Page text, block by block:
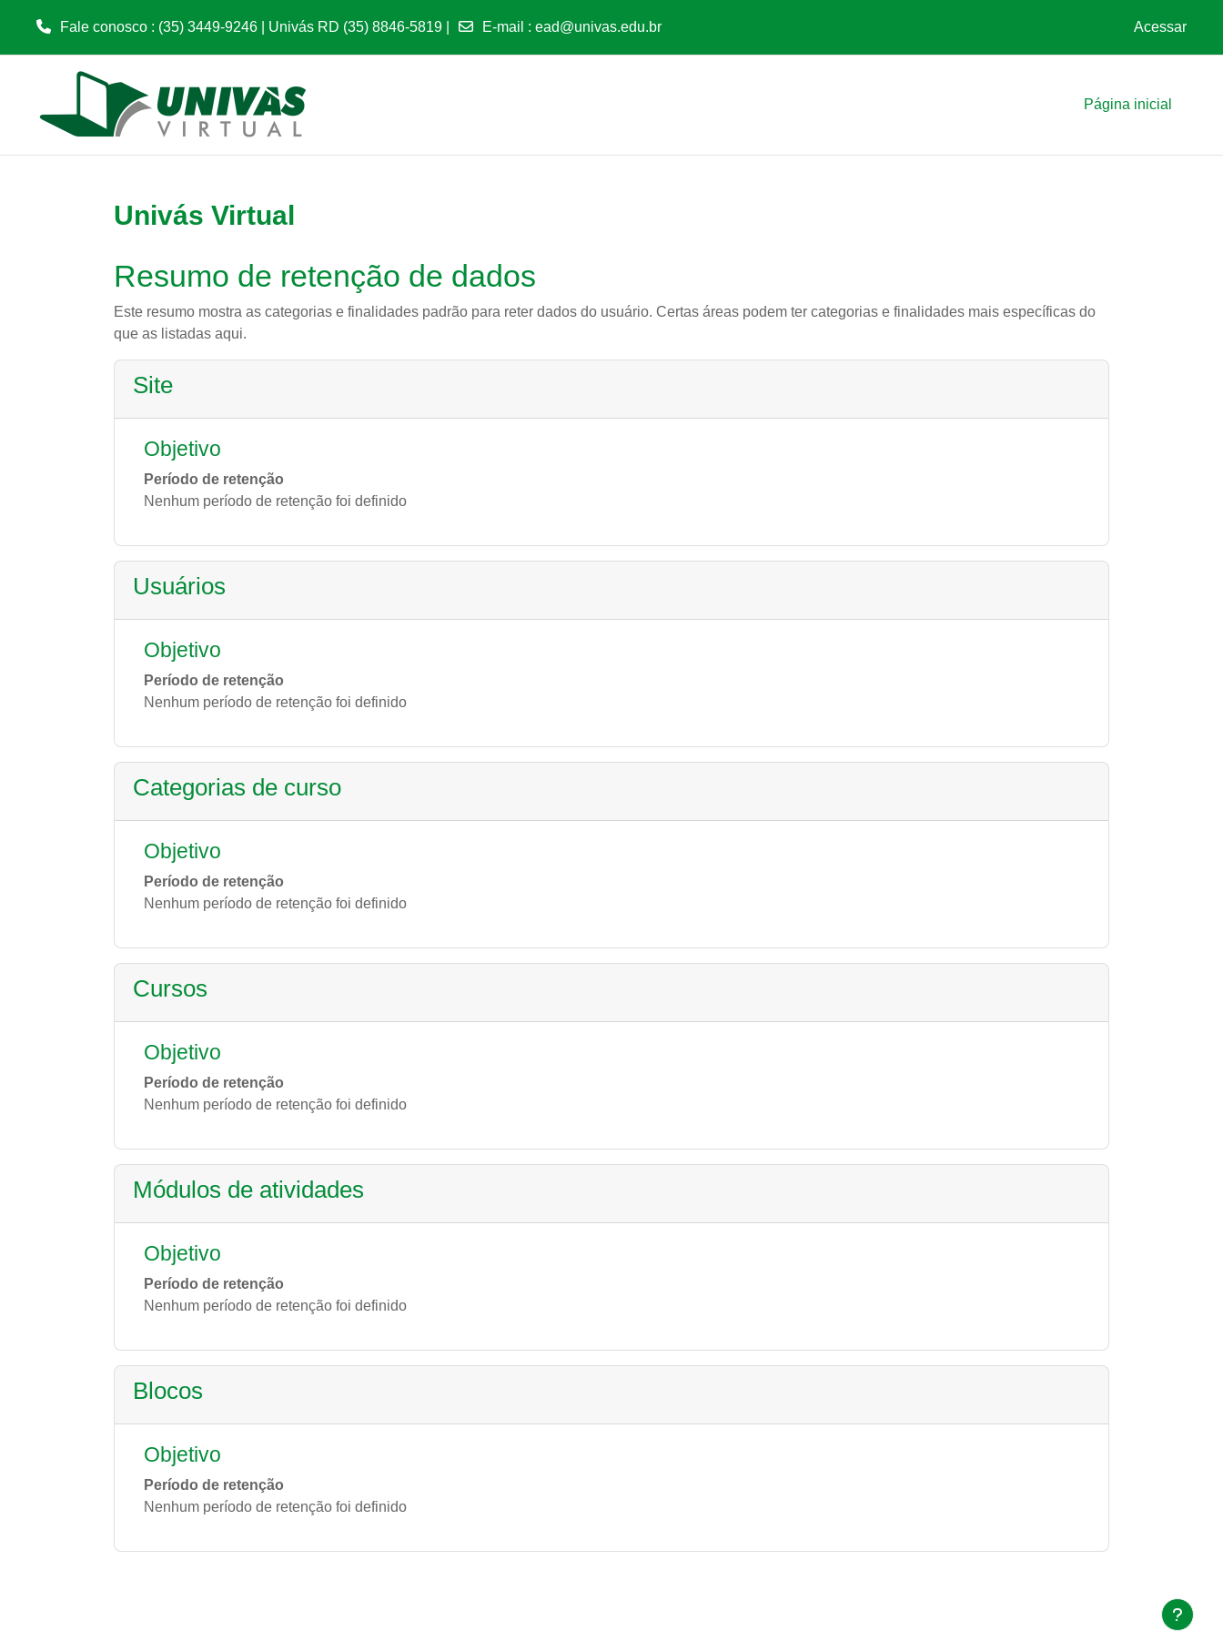
Fale conosco : (35) 3449-9246 | Univás RD (35) 8846-5819 | E-mail : ead@univas.edu.br Acessar
Página inicial
Univás Virtual
Resumo de retenção de dados
Este resumo mostra as categorias e finalidades padrão para reter dados do usuário. Certas áreas podem ter categorias e finalidades mais específicas do
que as listadas aqui.
Site
Objetivo
Período de retenção
Nenhum período de retenção foi definido
Usuários
Objetivo
Período de retenção
Nenhum período de retenção foi definido
Categorias de curso
Objetivo
Período de retenção
Nenhum período de retenção foi definido
Cursos
Objetivo
Período de retenção
Nenhum período de retenção foi definido
Módulos de atividades
Objetivo
Período de retenção
Nenhum período de retenção foi definido
Blocos
Objetivo
Período de retenção
Nenhum período de retenção foi definido